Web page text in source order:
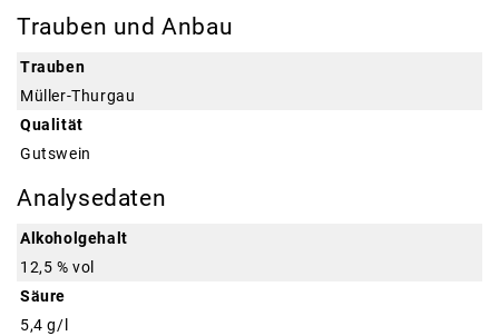
Trauben und Anbau
Trauben
Müller-Thurgau
Qualität
Gutswein
Analysedaten
Alkoholgehalt
12,5 % vol
Säure
5,4 g/l